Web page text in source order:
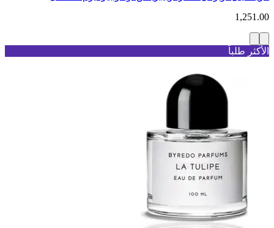
1,251.00
الأكثر طلباً